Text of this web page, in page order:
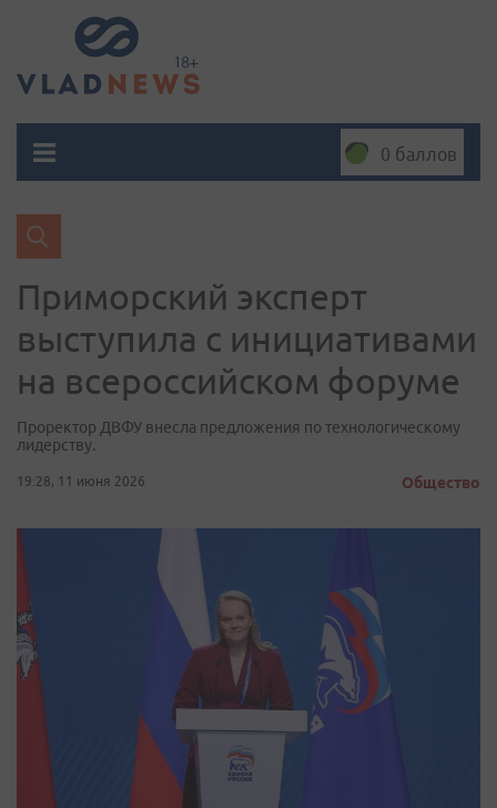
0 баллов
Приморский эксперт
выступила с инициативами
на всероссийском форуме
Проректор ДВФУ внесла предложения по технологическому
лидерству.
19:28, 11 июня 2026 Общество